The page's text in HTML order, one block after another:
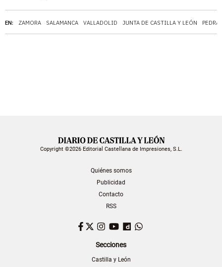
EN: ZAMORA SALAMANCA VALLADOLID JUNTA DE CASTILLA Y LEÓN
Copyright ©2026 Editorial Castellana de Impresiones, S.L.
Quiénes somos
Publicidad
Contacto
RSS
Facebook
TwitterInstagram
YouTubeDailymotion
Secciones
Castilla y León